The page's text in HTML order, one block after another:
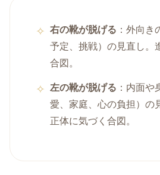
右の靴が脱げる ：外向き
予定、挑戦）の見直し。
合図。
左の靴が脱げる ：内面や
愛、家庭、心の負担）の
正体に気づく合図。